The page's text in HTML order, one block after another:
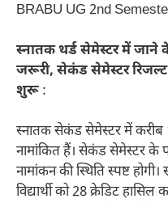
BRABU UG 2nd
स्नातक थर्ड सेमेस्टर में जाने के
जरूरी, सेकंड सेमेस्टर
शुरू :
स्नातक सेकंड सेमेस्टर में करीब
नामांकित हैं। सेकंड सेमेस्टर के
नामांकन की स्थिति स्पष्ट
विद्यार्थी को 28 क्रेडिट